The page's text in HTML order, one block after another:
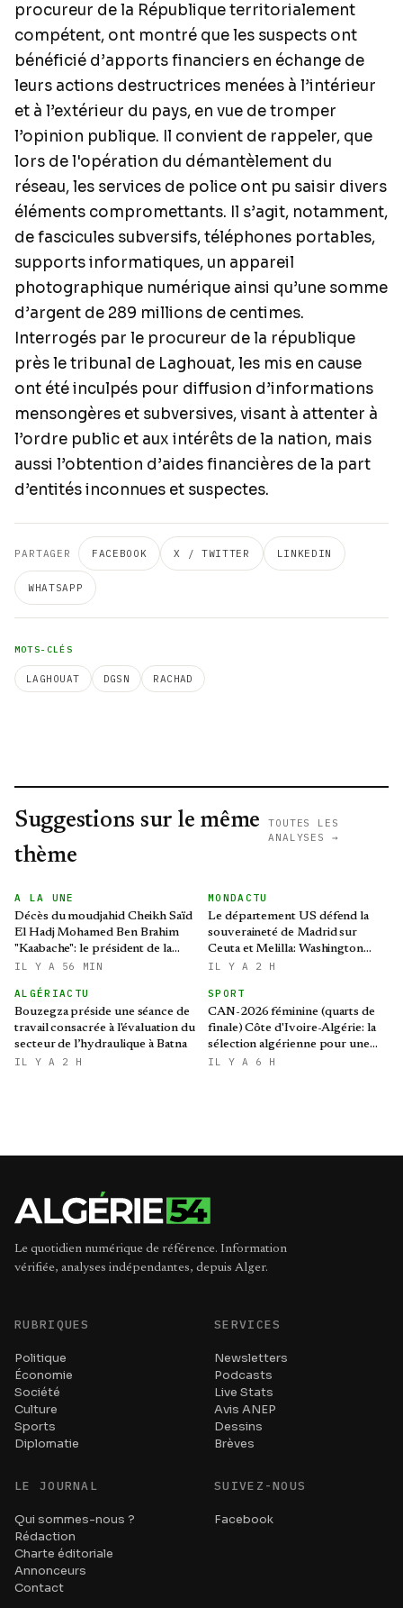
procureur de la République territorialement
compétent, ont montré que les suspects ont
bénéficié d’apports financiers en échange de
leurs actions destructrices menées à l’intérieur
et à l’extérieur du pays, en vue de tromper
l’opinion publique. Il convient de rappeler, que
lors de l'opération du démantèlement du
réseau, les services de police ont pu saisir divers
éléments compromettants. Il s’agit, notamment,
de fascicules subversifs, téléphones portables,
supports informatiques, un appareil
photographique numérique ainsi qu’une somme
d’argent de 289 millions de centimes.
Interrogés par le procureur de la république
près le tribunal de Laghouat, les mis en cause
ont été inculpés pour diffusion d’informations
mensongères et subversives, visant à attenter à
l’ordre public et aux intérêts de la nation, mais
aussi l’obtention d’aides financières de la part
d’entités inconnues et suspectes.
PARTAGER FACEBOOK X / TWITTER LINKEDIN
WHATSAPP
MOTS-CLÉS
LAGHOUAT DGSN RACHAD
Suggestions sur le même
thème
TOUTES LES
ANALYSES →
A LA UNE
Décès du moudjahid Cheikh Saïd
El Hadj Mohamed Ben Brahim
"Kaabache": le président de la
République présente ses
IL Y A 56 MIN
MONDACTU
Le département US défend la
souveraineté de Madrid sur
Ceuta et Melilla: Washington
refroidit les ambitions
IL Y A 2 H
ALGÉRIACTU
Bouzegza préside une séance de
travail consacrée à l'évaluation du
secteur de l’hydraulique à Batna
IL Y A 2 H
SPORT
CAN-2026 féminine (quarts de
finale) Côte d'Ivoire-Algérie: la
sélection algérienne pour une
qualification historique au
IL Y A 6 H
Le quotidien numérique de référence. Information
vérifiée, analyses indépendantes, depuis Alger.
RUBRIQUES
Politique
Économie
Société
Culture
Sports
Diplomatie
SERVICES
Newsletters
Podcasts
Live Stats
Avis ANEP
Dessins
Brèves
LE JOURNAL
Qui sommes-nous ?
Rédaction
Charte éditoriale
Annonceurs
Contact
SUIVEZ-NOUS
Facebook